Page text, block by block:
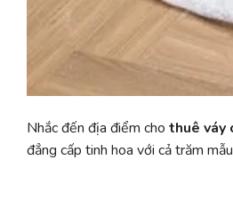
Nhắc đến địa điểm cho thuê váy
đẳng cấp tinh hoa với cả trăm